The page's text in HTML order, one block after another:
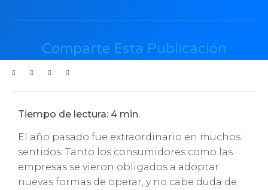
Comparte Esta Publicación
Tiempo de lectura: 4 min.
El año pasado fue extraordinario en muchos
sentidos. Tanto los consumidores como las
empresas se vieron obligados a adoptar
nuevas formas de operar, y no cabe duda de